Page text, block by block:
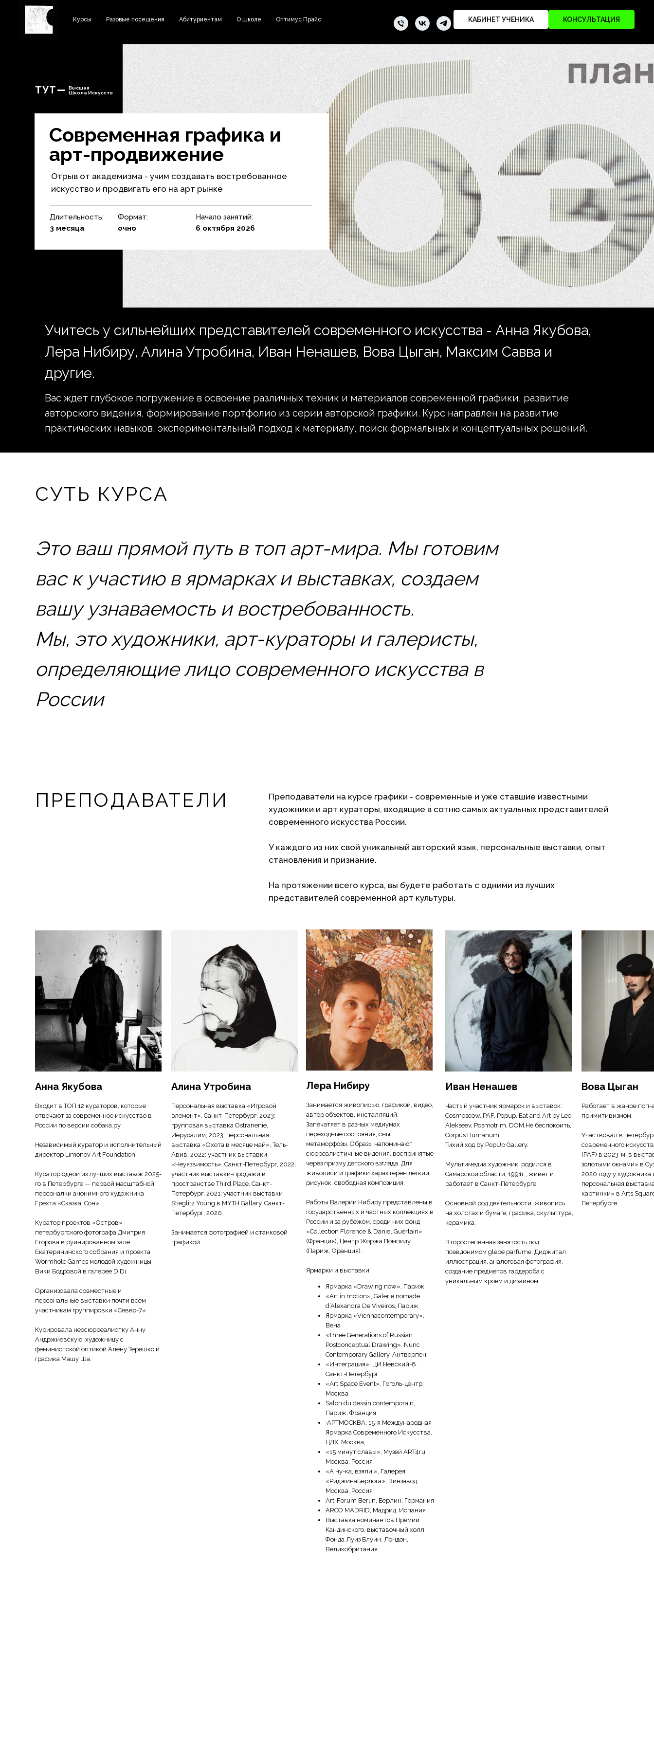
Курсы Разовые посещения Абитуриентам О школе Оптимус Прайс КАБИНЕТ УЧЕНИКА КОНСУЛЬТАЦИЯ
Высшая
Школа Искусств
ТУТ
Современная графика и
арт-продвижение
Отрыв от академизма - учим создавать востребованное
искусство и продвигать его на арт рынке
Длительность:
3 месяца
Формат:
очно
Начало занятий:
6 октября 2026
Учитесь у сильнейших представителей современного искусства - Анна Якубова,
Лера Нибиру, Алина Утробина, Иван Ненашев, Вова Цыган, Максим Савва и
другие.
Вас ждет глубокое погружение в освоение различных техник и материалов современной графики, развитие
авторского видения, формирование портфолио из серии авторской графики. Курс направлен на развитие
практических навыков, экспериментальный подход к материалу, поиск формальных и концептуальных решений.
Это ваш прямой путь в топ арт-мира. Мы готовим
вас к участию в ярмарках и выставках, создаем
вашу узнаваемость и востребованность.
Мы, это художники, арт-кураторы и галеристы,
определяющие лицо современного искусства в
России
СУТЬ КУРСА
Преподаватели на курсе графики - современные и уже ставшие известными
художники и арт кураторы, входящие в сотню самых актуальных представителей
современного искусства России.
У каждого из них свой уникальный авторский язык, персональные выставки, опыт
становления и признание.
На протяжении всего курса, вы будете работать с одними из лучших
представителей современной арт культуры.
ПРЕПОДАВАТЕЛИ
Вова Цыган
Алина Утробина
Анна Якубова
Входит в ТОП 12 кураторов, которые
отвечают за современное искусство в
России по версии собака.ру
Независимый куратор и исполнительный
директор Limonov Art Foundation.
Куратор одной из лучших выставок 2025-
го в Петербурге — первой масштабной
персоналки анонимного художника
Грехта «Сказка. Сон»;
Куратор проектов «Остров»
петербургского фотографа Дмитрия
Егорова в руинированном зале
Екатерининского собрания и проекта
Wormhole Games молодой художницы
Вики Бодровой в галерее DiDi.
Организовала совместные и
персональные выставки почти всем
участникам группировки «Север-7».
Курировала неосюрреалистку Анну
Андржиевскую, художницу с
феминистcкой оптикой Алену Терешко и
графика Машу Ша.
Персональная выставка «Игровой
элемент», Санкт-Петербург, 2023;
групповая выставка Ostranenie,
Иерусалим, 2023; персональная
выставка «Охота в месяце май», Тель-
Авив, 2022; участник выставки
«Неуязвимость», Санкт-Петербург, 2022;
участник выставки-продажи в
пространстве Third Place, Санкт-
Петербург, 2021; участник выставки
Stieglitz Young в MYTH Gallary, Санкт-
Петербург, 2020.
Занимается фотографией и станковой
графикой.
Иван Ненашев
Частый участник ярмарок и выставок:
Cosmoscow, PAF, Popup, Eat and Art by Leo
Alekseev, Posmotrim, DOM,Не беспокоить,
Corpus Humanum,
Тихий ход by PopUp Gallery.
Мультимедиа художник, родился в
Самарской области, 1991г., живет и
работает в Санкт-Петербурге.
Основной род деятельности: живопись
на холстах и бумаге, графика, скульптура,
керамика.
Второстепенная занятость под
псевдонимом glebe parfume. Диджитал
иллюстрация, аналоговая фотография,
создание предметов гардероба с
уникальным кроем и дизайном.
Работает в жанре поп-
примитивизмом.
Участвовал в
современного
(PAF) в 2023-м, в
золотыми окнами» в
2020 году у
персональная
картинки» в Arts
Петербурге.
Лера Нибиру
Занимается живописью, графикой, видео,
автор объектов, инсталляций.
Запечатяет в разных медиумах
переходные состояния, сны,
метаморфозы. Образы напоминают
сюрреалистичные видения, воспринятые
через призму детского взгляда. Для
живописи и графики характерен лёгкий
рисунок, свободная композиция.
Работы Валерии Нибиру представлены в
государственных и частных коллекциях в
России и за рубежом, среди них фонд
«Collection Florence & Daniel Guerlain»
(Франция), Центр Жоржа Помпиду
(Париж, Франция).
Ярмарки и выставки:
Ярмарка «Drawing now», Париж
«Art in motion», Galerie nomade
d’Alexandra De Viveiros, Париж
Ярмарка «Viennacontemporary»,
Вена
«Three Generations of Russian
Postconceptual Drawing», Nunc
Contemporary Gallery, Антверпен
«Интеграция», ЦИ Невский-8.
Санкт-Петербург
«Art Space Event», Гоголь-центр,
Москва.
Salon du dessin contemporain,
Париж, Франция
·АРТМОСКВА, 15-я Международная
Ярмарка Современного Искусства,
ЦДХ, Москва,
«15 минут славы», Музей ART4ru,
Москва, Россия
«А ну-ка, взяли!», Галерея
«РиджинаБерлога», Винзавод,
Москва, Россия
Art-Forum Berlin, Берлин, Германия
ARCO MADRID, Мадрид, Испания
Выставка номинантов Премии
Кандинского, выставочный холл
Фонда Луиз Блуин, Лондон,
Великобритания